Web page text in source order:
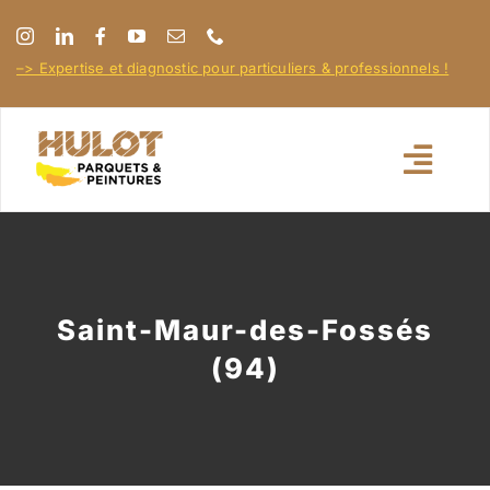
–> Expertise et diagnostic pour particuliers & professionnels !
À propos
Saint-Maur-des-Fossés
(94)